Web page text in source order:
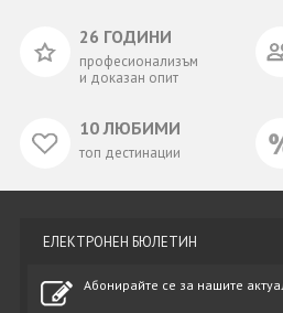
26 ГОДИНИ
професионализъм
и доказан опит
10 ЛЮБИМИ
топ дестинации
ЕЛЕКТРОНЕН БЮЛЕТИН
Абонирайте се за нашите